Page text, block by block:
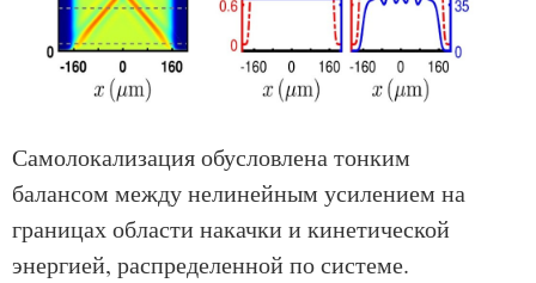
Самолокализация обусловлена тонким
балансом между нелинейным усилением на
границах области накачки и кинетической
энергией, распределенной по системе.